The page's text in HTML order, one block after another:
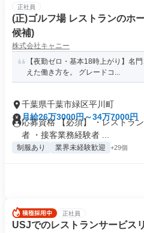
正社員
(正)ゴルフ場 レストランのホ
候補)
株式会社キャニー
【夜勤ゼロ・基本18時上がり】名
えた働き方を。 グレードコ...
千葉県千葉市緑区平川町
月給26万3000円～34万7000円
応募資格 【必須】 ・レストラ
者 ・接客業務経験者 ...
制服あり 業界未経験歓迎 +29個
正社員
USJでのレストランサービス